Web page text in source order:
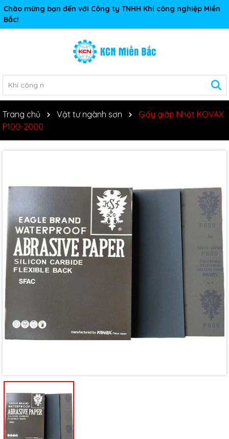
Chào mừng bạn đến với Công ty TNHH Khí công nghiệp Miền
Bắc!
Trang chủ Vật tư ngành sơn
Giấy giáp Nhật KOVAX
P100-2000